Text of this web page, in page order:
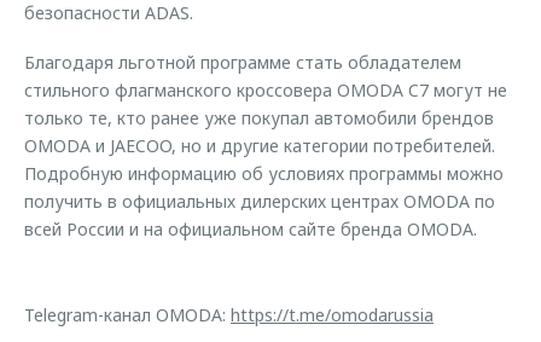
безопасности ADAS.
Благодаря льготной программе стать обладателем
стильного флагманского кроссовера OMODA C7 могут не
только те, кто ранее уже покупал автомобили брендов
OMODA и JAECOO, но и другие категории потребителей.
Подробную информацию об условиях программы можно
получить в официальных дилерских центрах OMODA по
всей России и на официальном сайте бренда OMODA.
Telegram-канал OMODA: https://t.me/omodarussia